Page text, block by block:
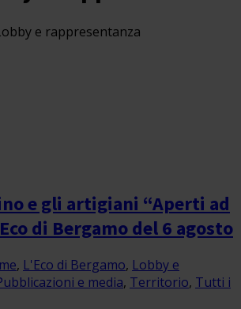
e rappresentanza
e gli artigiani “Aperti ad
di Bergamo del 6 agosto
, L'Eco di Bergamo, Lobby e
e media, Territorio, Tutti i